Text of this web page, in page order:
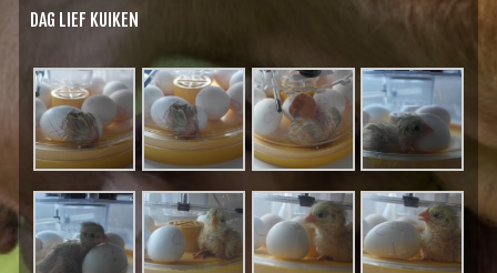
DAG LIEF KUIKEN